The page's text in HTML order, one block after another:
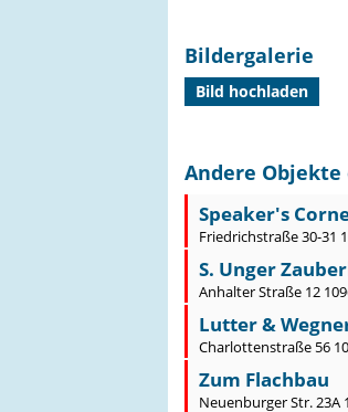
Bildergalerie
Bild hochladen
Andere
Speaker's
Friedrichstraße 30-31
S. Unger
Anhalter Straße 12
Lutter &
Charlottenstraße 56
Zum Flachbau
Neuenburger Str. 23A